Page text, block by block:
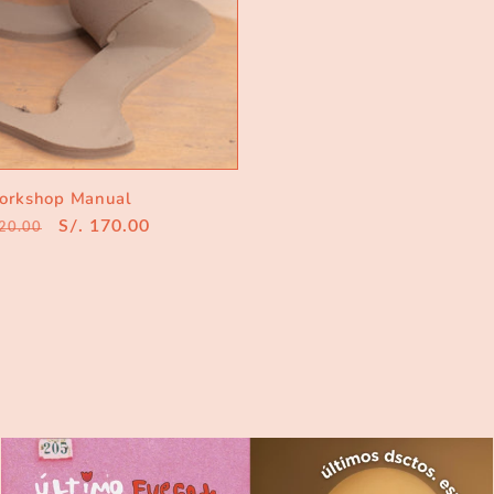
Manual
Precio
S/. 170.00